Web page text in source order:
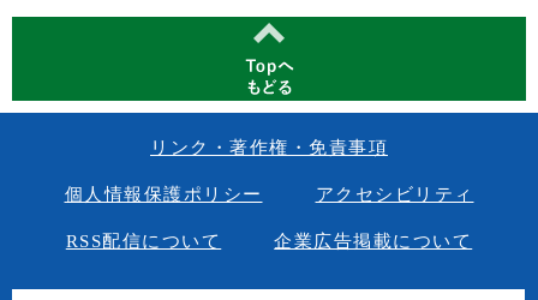
リンク・著作権・免責事項
個人情報保護ポリシー アクセシビリティ
RSS配信について 企業広告掲載について